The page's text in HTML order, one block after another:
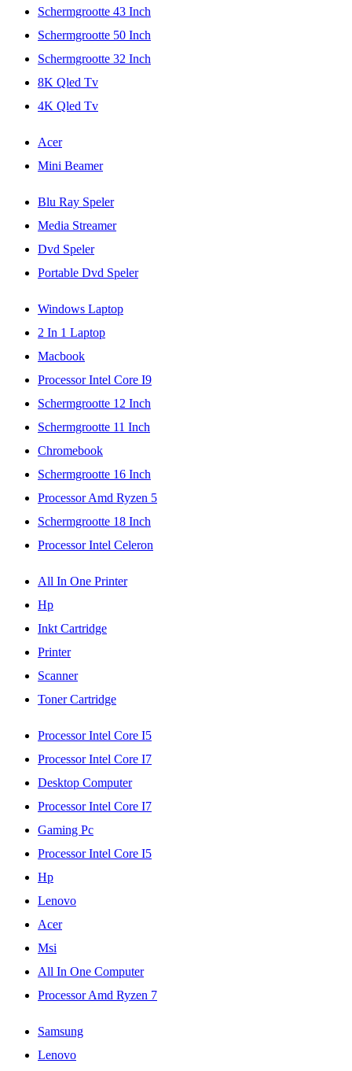
Schermgrootte 43 Inch
Schermgrootte 50 Inch
Schermgrootte 32 Inch
8K Qled Tv
4K Qled Tv
Acer
Mini Beamer
Blu Ray Speler
Media Streamer
Dvd Speler
Portable Dvd Speler
Windows Laptop
2 In 1 Laptop
Macbook
Processor Intel Core I9
Schermgrootte 12 Inch
Schermgrootte 11 Inch
Chromebook
Schermgrootte 16 Inch
Processor Amd Ryzen 5
Schermgrootte 18 Inch
Processor Intel Celeron
All In One Printer
Hp
Inkt Cartridge
Printer
Scanner
Toner Cartridge
Processor Intel Core I5
Processor Intel Core I7
Desktop Computer
Processor Intel Core I7
Gaming Pc
Processor Intel Core I5
Hp
Lenovo
Acer
Msi
All In One Computer
Processor Amd Ryzen 7
Samsung
Lenovo